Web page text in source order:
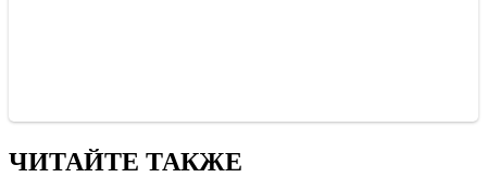
ЧИТАЙТЕ ТАКЖЕ